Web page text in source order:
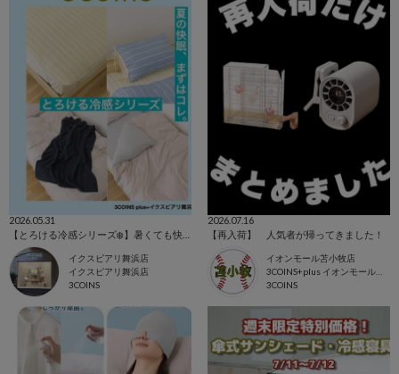
2026.05.31
イクスピアリ舞浜店
イクスピアリ舞浜店
3COINS
2026.07.16
【再入荷】 人気者が帰ってきました！
イオンモール苫小牧店
3COINS